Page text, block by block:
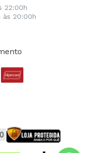
22:00h
às 20:00h